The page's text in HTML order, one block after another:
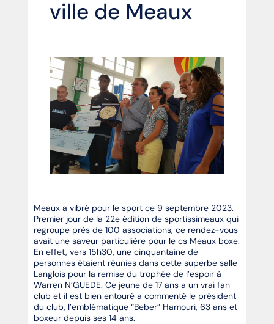
ville de Meaux
Meaux a vibré pour le sport ce 9 septembre 2023.
Premier jour de la 22e édition de sportissimeaux qui
regroupe près de 100 associations, ce rendez-vous
avait une saveur particulière pour le cs Meaux boxe.
En effet, vers 15h30, une cinquantaine de
personnes étaient réunies dans cette superbe salle
Langlois pour la remise du trophée de l’espoir à
Warren N’GUEDE. Ce jeune de 17 ans a un vrai fan
club et il est bien entouré a commenté le président
du club, l’emblématique “Beber” Hamouri, 63 ans et
boxeur depuis ses 14 ans.